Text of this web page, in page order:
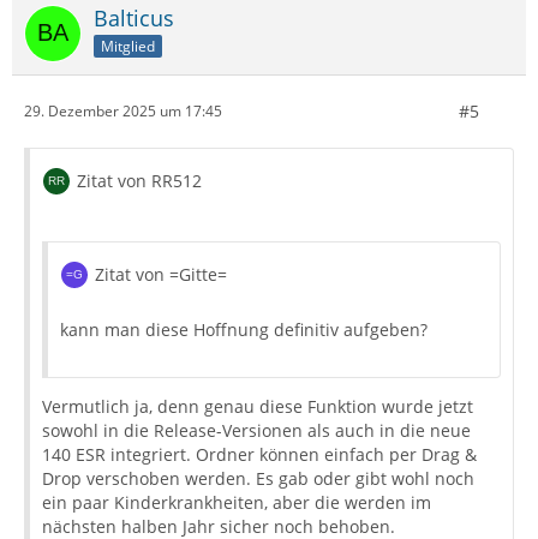
Balticus
Mitglied
29. Dezember 2025 um 17:45 #5
Zitat von RR512
Zitat von =Gitte=
kann man diese Hoffnung definitiv aufgeben?
Vermutlich ja, denn genau diese Funktion wurde jetzt
sowohl in die Release-Versionen als auch in die neue
140 ESR integriert. Ordner können einfach per Drag &
Drop verschoben werden. Es gab oder gibt wohl noch
ein paar Kinderkrankheiten, aber die werden im
nächsten halben Jahr sicher noch behoben.